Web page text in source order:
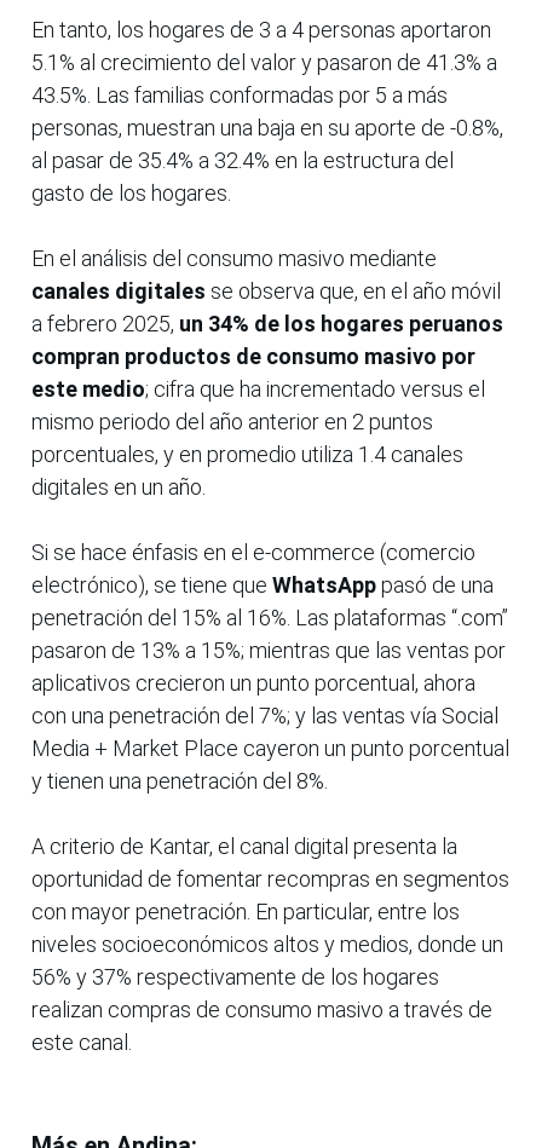
En tanto, los hogares de 3 a 4 personas aportaron
5.1% al crecimiento del valor y pasaron de 41.3% a
43.5%. Las familias conformadas por 5 a más
personas, muestran una baja en su aporte de -0.8%,
al pasar de 35.4% a 32.4% en la estructura del
gasto de los hogares.
En el análisis del consumo masivo mediante
canales digitales se observa que, en el año móvil
a febrero 2025, un 34% de los hogares peruanos
compran productos de consumo masivo por
este medio; cifra que ha incrementado versus el
mismo periodo del año anterior en 2 puntos
porcentuales, y en promedio utiliza 1.4 canales
digitales en un año.
Si se hace énfasis en el e-commerce (comercio
electrónico), se tiene que WhatsApppasó de una
penetración del 15% al 16%. Las plataformas “.com”
pasaron de 13% a 15%; mientras que las ventas por
aplicativos crecieron un punto porcentual, ahora
con una penetración del 7%; y las ventas vía Social
Media + Market Place cayeron un punto porcentual
y tienen una penetración del 8%.
A criterio de Kantar, el canal digital presenta la
oportunidad de fomentar recompras en segmentos
con mayor penetración. En particular, entre los
niveles socioeconómicos altos y medios, donde un
56% y 37% respectivamente de los hogares
realizan compras de consumo masivo a través de
este canal.